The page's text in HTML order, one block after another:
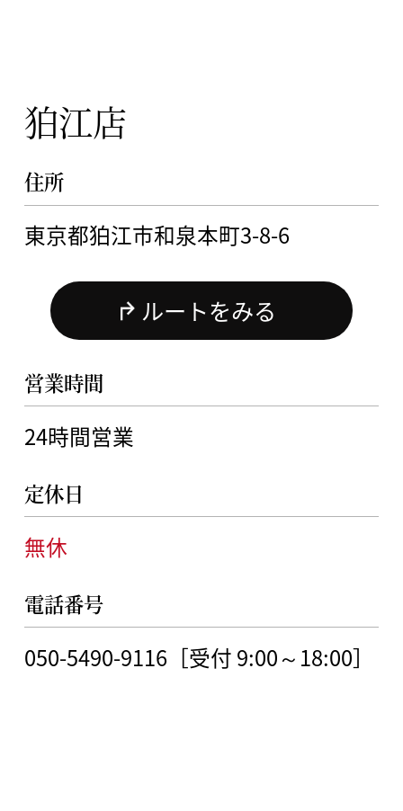
狛江店
住所
東京都狛江市和泉本町3-8-6
ルートをみる
営業時間
24時間営業
定休日
無休
電話番号
050-5490-9116［受付 9:00～18:00］